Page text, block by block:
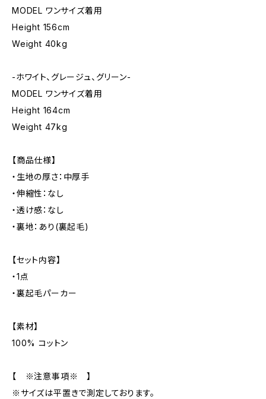
MODEL ワンサイズ着用
Height 156cm
Weight 40kg
-ホワイト、グレージュ、グリーン-
MODEL ワンサイズ着用
Height 164cm
Weight 47kg
【商品仕様】
・生地の厚さ：中厚手
・伸縮性：なし
・透け感：なし
・裏地：あり(裏起毛)
【セット内容】
・1点
・裏起毛パーカー
【素材】
100% コットン
【 ※注意事項※ 】
※サイズは平置きで測定しております。